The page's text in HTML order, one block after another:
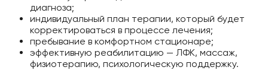
диагноза;
индивидуальный план терапии, который будет
корректироваться в процессе лечения;
пребывание в комфортном стационаре;
эффективную реабилитацию — ЛФК, массаж,
физиотерапию, психологическую поддержку.